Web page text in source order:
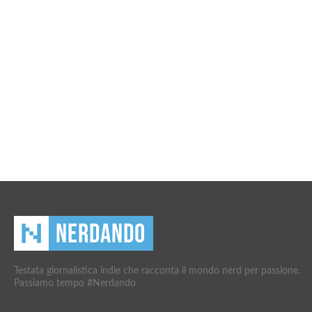
Testata giornalistica indie che racconta il mondo nerd per passione.
Passiamo tempo #Nerdando